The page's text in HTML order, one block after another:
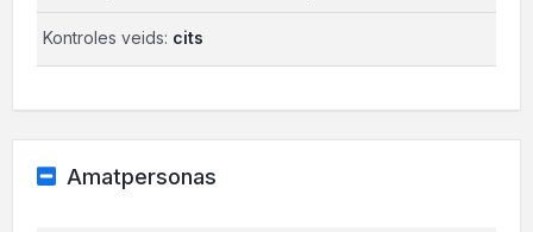
Kontroles veids: cits
Amatpersonas